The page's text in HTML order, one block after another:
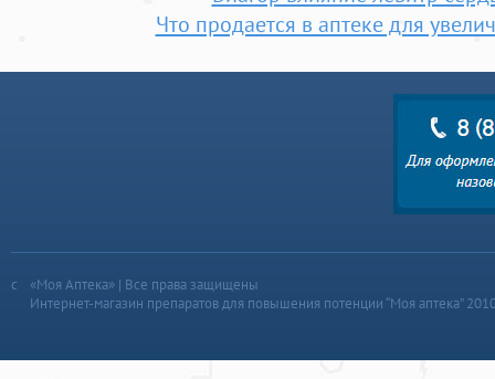
Что продается в аптеке для
«Моя Аптека» | Все права защищены
Интернет-магазин препаратов для повышения потенции “Моя аптека”